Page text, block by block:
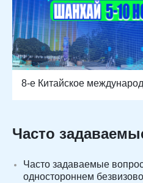
8-е Китайское
Часто
Часто задаваемые
одностороннем